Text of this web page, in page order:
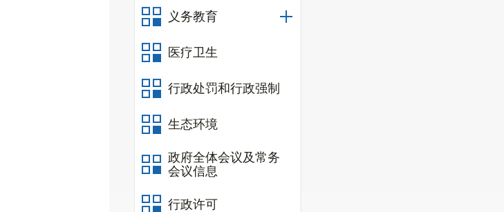
义务教育
医疗卫生
行政处罚和行政强制
生态环境
政府全体会议及常务
会议信息
行政许可